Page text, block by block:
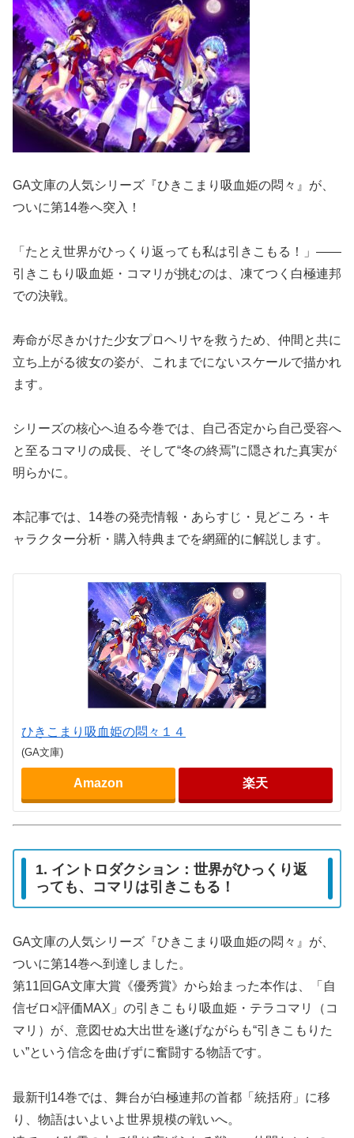
GA文庫の人気シリーズ『ひきこまり吸血姫の悶々』が、
ついに第14巻へ突入！
「たとえ世界がひっくり返っても私は引きこもる！」――
引きこもり吸血姫・コマリが挑むのは、凍てつく白極連邦
での決戦。
寿命が尽きかけた少女プロヘリヤを救うため、仲間と共に
立ち上がる彼女の姿が、これまでにないスケールで描かれ
ます。
シリーズの核心へ迫る今巻では、自己否定から自己受容へ
と至るコマリの成長、そして“冬の終焉”に隠された真実が
明らかに。
本記事では、14巻の発売情報・あらすじ・見どころ・キ
ャラクター分析・購入特典までを網羅的に解説します。
ひきこまり吸血姫の悶々１４
(GA文庫)
Amazon 楽天
1. イントロダクション：世界がひっくり返
っても、コマリは引きこもる！
GA文庫の人気シリーズ『ひきこまり吸血姫の悶々』が、
ついに第14巻へ到達しました。
第11回GA文庫大賞《優秀賞》から始まった本作は、「自
信ゼロ×評価MAX」の引きこもり吸血姫・テラコマリ（コ
マリ）が、意図せぬ大出世を遂げながらも“引きこもりた
い”という信念を曲げずに奮闘する物語です。
最新刊14巻では、舞台が白極連邦の首都「統括府」に移
り、物語はいよいよ世界規模の戦いへ。